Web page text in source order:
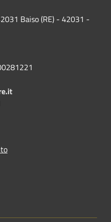
Baiso (RE) - 42031 -